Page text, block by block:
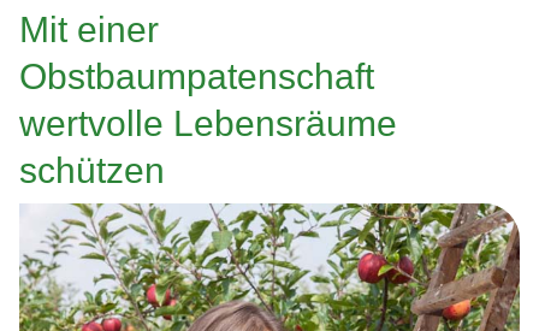
Mit einer
Obstbaumpatenschaft
wertvolle Lebensräume
schützen